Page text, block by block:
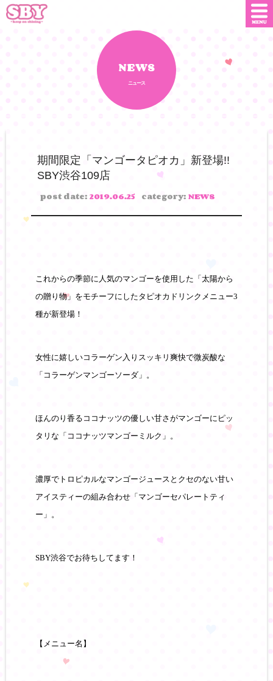
会社概要
NEWS
ニュース
期間限定「マンゴータピオカ」新登場!!
SBY渋谷109店
post date: 2019.06.25 category: NEWS
これからの季節に人気のマンゴーを使用した「太陽から
の贈り物」をモチーフにしたタピオカドリンクメニュー3
種が新登場！
女性に嬉しいコラーゲン入りスッキリ爽快で微炭酸な
「コラーゲンマンゴーソーダ」。
ほんのり香るココナッツの優しい甘さがマンゴーにピッ
タリな「ココナッツマンゴーミルク」。
濃厚でトロピカルなマンゴージュースとクセのない甘い
アイスティーの組み合わせ「マンゴーセパレートティ
ー」。
SBY渋谷でお待ちしてます！
【メニュー名】